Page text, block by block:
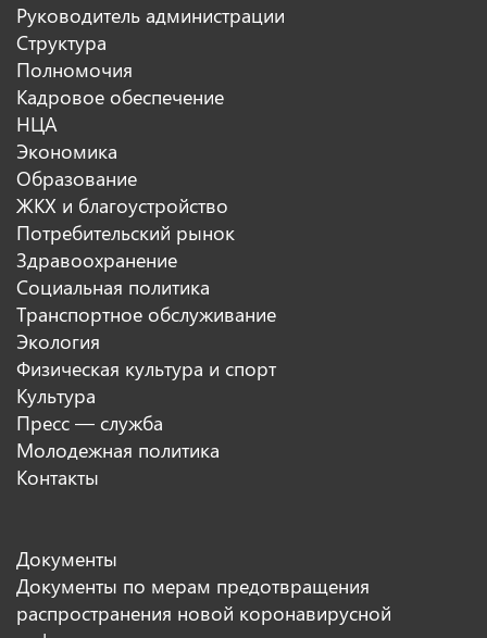
Руководитель администрации
Структура
Полномочия
Кадровое обеспечение
НЦА
Экономика
Образование
ЖКХ и благоустройство
Потребительский рынок
Здравоохранение
Социальная политика
Транспортное обслуживание
Экология
Физическая культура и спорт
Культура
Пресс — служба
Молодежная политика
Контакты
Документы
Документы по мерам предотвращения
распространения новой коронавирусной